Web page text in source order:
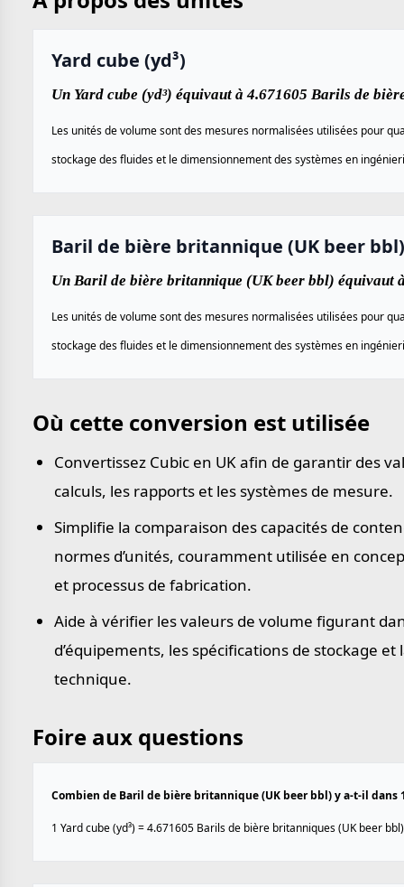
Yard cube (yd³)
Un Yard cube (yd³) équivaut à 4.671605 Barils de
Les unités de volume sont des mesures normalisées utilisées pour
stockage des fluides et le dimensionnement des systèmes en
Baril de bière britannique (UK beer bbl)
Un Baril de bière britannique (UK beer bbl) équivaut
Les unités de volume sont des mesures normalisées utilisées pour
stockage des fluides et le dimensionnement des systèmes en
Où cette conversion est utilisée
Convertissez Cubic en UK afin de garantir des
calculs, les rapports et les systèmes de mesure.
Simplifie la comparaison des capacités de
normes d’unités, couramment utilisée en
et processus de fabrication.
Aide à vérifier les valeurs de volume figurant
d’équipements, les spécifications de stockage
technique.
Foire aux questions
Combien de Baril de bière britannique (UK beer bbl) y a-t-il dans
1 Yard cube (yd³) = 4.671605 Barils de bière britanniques (UK beer